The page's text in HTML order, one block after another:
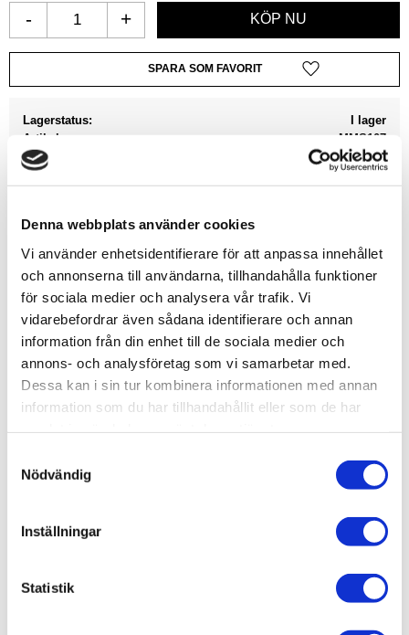
Denna webbplats använder cookies
Vi använder enhetsidentifierare för att anpassa innehållet
och annonserna till användarna, tillhandahålla funktioner
för sociala medier och analysera vår trafik. Vi
vidarebefordrar även sådana identifierare och annan
information från din enhet till de sociala medier och
annons- och analysföretag som vi samarbetar med.
Dessa kan i sin tur kombinera informationen med annan
information som du har tillhandahållit eller som de har
Nödvändig
Inställningar
Statistik
+
-
Lägg till i favoriter
Lagerstatus
I lager
Artikelnr
MMS107
Leveranstid
skickas från oss inom 0-1 vardagar
Allmänt
Kepler is a space observatory launched by NASA to
discover Earth-size planets orbiting other stars. Named
after astronomer Johannes Kepler, the spacecraft was
launched on March 7, 2009, into an Earth-trailing
heliocentric orbit.
Number Of Sheets 1 Sheet
Assembled Size
2.56"L x 1.57"W x 1.38"H (6.5 x 3.99 x
Ages 14+